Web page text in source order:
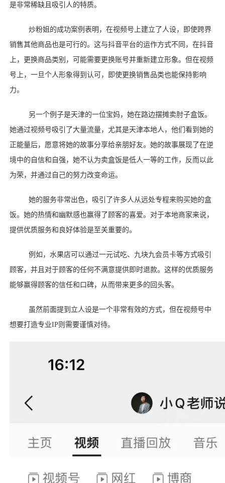
是非常稀缺且吸引人的特质。
炒粉姐的成功案例表明，在视频号上建立了人设，即使跨界
销售其他商品也是可行的。这与抖音平台的运作方式不同，在抖音
上，更换商品类别，可能需要更换账号并重新建立形象。但在视频
号上，一旦个人形象得到认可，即使更换销售品类也能保持影响
力。
另一个例子是天津的一位宝妈，她在路边摆摊卖肘子盒饭。
她通过视频号吸引了大量流量，尤其是天津本地人，他们看到她的
正能量后，愿意将她的故事分享给亲朋好友。她的故事展现了在逆
境中的自信和自强，她不认为卖盒饭是低人一等的工作，反而以此
为荣，并通过自己的努力改变命运。
她的服务非常出色，吸引了许多人从远处专程来购买她的盒
饭。她的热情和幽默感也赢得了顾客的喜爱。对于本地商家来说，
提供优质服务和良好体验是至关重要的。
例如，水果店可以通过一元试吃、九块九会员卡等方式吸引
顾客，并且对于顾客的任何不满意提供即时退款。这样的优质服务
能够赢得顾客的信任和口碑，从而带来更多的回头客。
虽然前面提到立人设是一个非常有效的方式，但在视频号中
想要打造专业IP则需要谨慎对待。